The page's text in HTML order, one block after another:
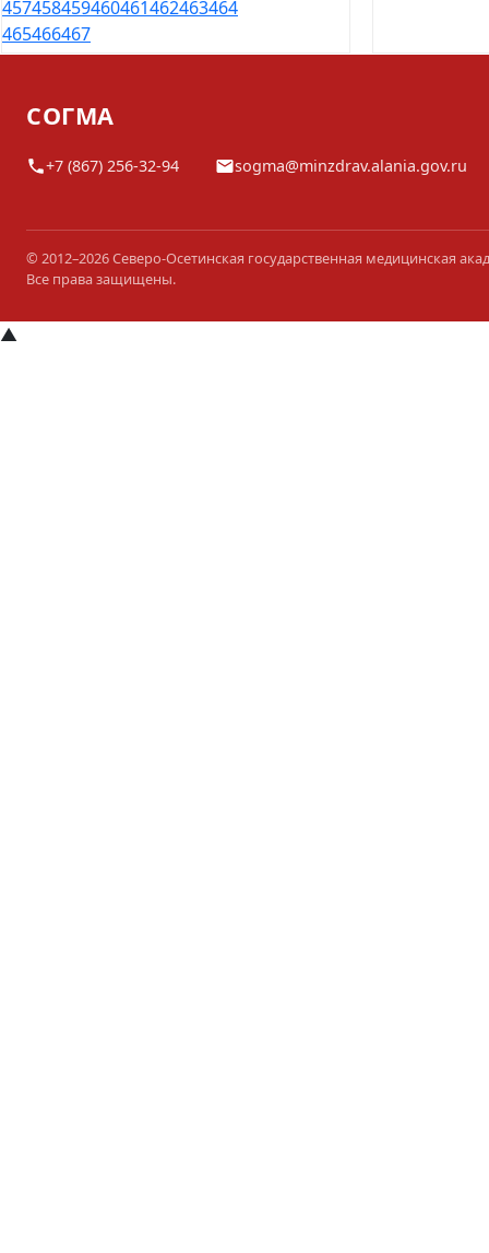
457458459460461462463464
465466467
СОГМА
+7 (867) 256-32-94 sogma@minzdrav.alania.gov.ru
© 2012–2026 Северо-Осетинская государственная медицинская
Все права защищены.
▲